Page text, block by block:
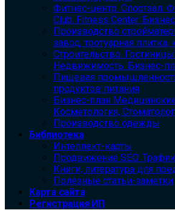
Фитнес-центр. Спортзал.
Club. Fitness Center.
Производство
завод, тротуарная
Строительство.
Недвижимость. Бизнес-
Пищевая
продуктов питания
Бизнес-план
Косметология,
Производство одежды
Библиотека
Интеллект-карты
Продвижение SEO.
Книги, литература для
Полезные статьи-заметки
Карта сайта
Регистрация ИП